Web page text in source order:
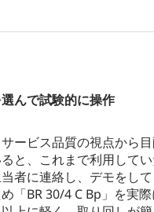
んで試験的に操作
ービス品質の視点から
と、これまで利用し
者に連絡し、デモをして
「BR 30/4 C Bp」を実際